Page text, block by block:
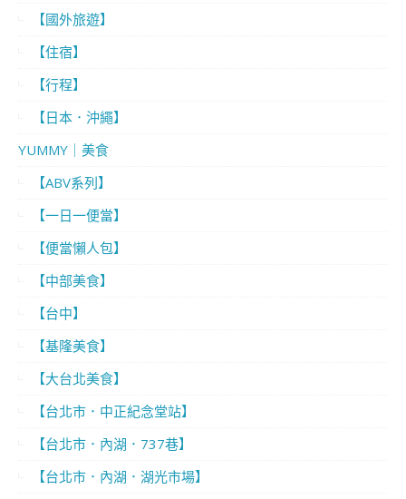
【國外旅遊】
【住宿】
【行程】
【日本．沖繩】
YUMMY｜美食
【ABV系列】
【一日一便當】
【便當懶人包】
【中部美食】
【台中】
【基隆美食】
【大台北美食】
【台北市．中正紀念堂站】
【台北市．內湖．737巷】
【台北市．內湖．湖光市場】